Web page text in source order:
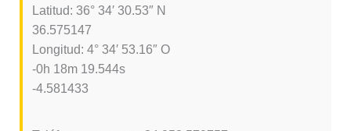
Latitud: 36° 34′ 30.53″ N
36.575147
Longitud: 4° 34′ 53.16″ O
-0h 18m 19.544s
-4.581433